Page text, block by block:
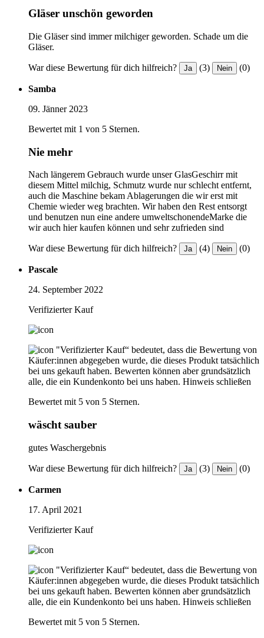
Gläser unschön geworden
Die Gläser sind immer milchiger geworden. Schade um die
Gläser.
War diese Bewertung für dich hilfreich? Ja (3) Nein (0)
Samba
09. Jänner 2023
Bewertet mit 1 von 5 Sternen.
Nie mehr
Nach längerem Gebrauch wurde unser GlasGeschirr mit
diesem Mittel milchig, Schmutz wurde nur schlecht entfernt,
auch die Maschine bekam Ablagerungen die wir erst mit
Chemie wieder weg brachten. Wir haben den Rest entsorgt
und benutzen nun eine andere umweltschonendeMarke die
wir auch hier kaufen können und sehr zufrieden sind
War diese Bewertung für dich hilfreich? Ja (4) Nein (0)
Pascale
24. September 2022
Verifizierter Kauf
"Verifizierter Kauf“ bedeutet, dass die Bewertung von
Käufer:innen abgegeben wurde, die dieses Produkt tatsächlich
bei uns gekauft haben. Bewerten können aber grundsätzlich
alle, die ein Kundenkonto bei uns haben. Hinweis schließen
Bewertet mit 5 von 5 Sternen.
wäscht sauber
gutes Waschergebnis
War diese Bewertung für dich hilfreich? Ja (3) Nein (0)
Carmen
17. April 2021
Verifizierter Kauf
"Verifizierter Kauf“ bedeutet, dass die Bewertung von
Käufer:innen abgegeben wurde, die dieses Produkt tatsächlich
bei uns gekauft haben. Bewerten können aber grundsätzlich
alle, die ein Kundenkonto bei uns haben. Hinweis schließen
Bewertet mit 5 von 5 Sternen.